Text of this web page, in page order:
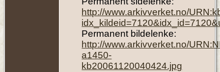
http://www.arkivverket.no/
Permanent bildelenke:
http://www.arkivverket.no/
a1450-
kb20061120040424.jpg